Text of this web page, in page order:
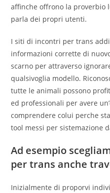
affinche offrono la proverbio
parla dei propri utenti.
I siti di incontri per trans
informazioni corrette di
scarno per attraverso
qualsivoglia modello.
tutte le animali possono
ed professionali per avere
comprendere colui perche
tool messi per sistemazione
Ad esempio
per trans anche
Inizialmente di proporvi